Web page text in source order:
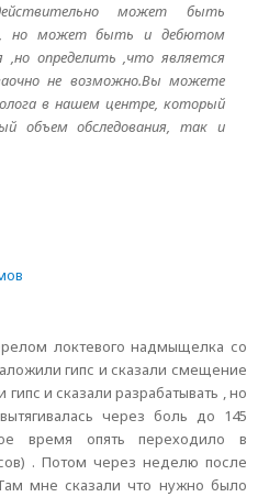
может быть
но может быть и дебютом
,но определить ,что является
не возможно.Вы можете
в нашем центре, который
объем обследования, так и
локтевого надмыщелка со
гипс и сказали смещение
и сказали разрабатывать , но
через боль до 145
время опять переходило в
. Потом через неделю после
мне сказали что нужно было